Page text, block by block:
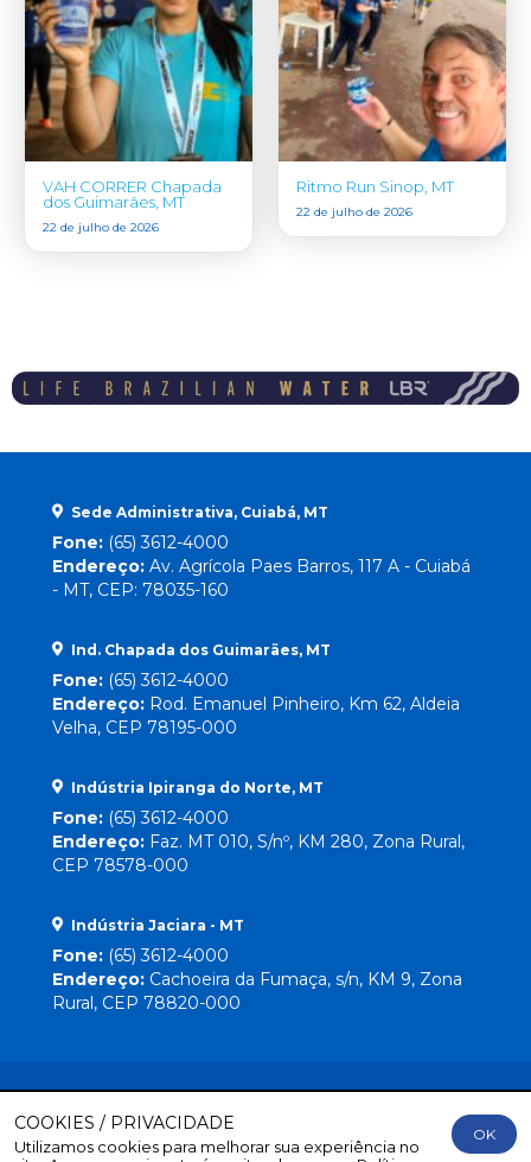
VAH CORRER Chapada
dos Guimarães, MT
22 de julho de 2026
Ritmo Run Sinop, MT
22 de julho de 2026
Sede Administrativa, Cuiabá, MT
Fone: (65) 3612-4000
Endereço: Av. Agrícola Paes Barros, 117 A - Cuiabá
- MT, CEP: 78035-160
Ind. Chapada dos Guimarães, MT
Fone: (65) 3612-4000
Endereço: Rod. Emanuel Pinheiro, Km 62, Aldeia
Velha, CEP 78195-000
Indústria Ipiranga do Norte, MT
Fone: (65) 3612-4000
Endereço: Faz. MT 010, S/nº, KM 280, Zona Rural,
CEP 78578-000
Indústria Jaciara - MT
Fone: (65) 3612-4000
Endereço: Cachoeira da Fumaça, s/n, KM 9, Zona
Rural, CEP 78820-000
Direitos Reservados© 2026 Lebrinha |By Mr. Wolf
COOKIES / PRIVACIDADE
Utilizamos cookies para melhorar sua experiência no
OK